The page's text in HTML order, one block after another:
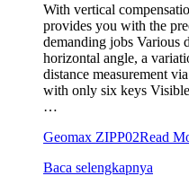
With vertical
provides you with the
demanding jobs Various
horizontal angle, a
distance measurement
with only six keys
…
Geomax ZIPP02Read
Baca selengkapnya